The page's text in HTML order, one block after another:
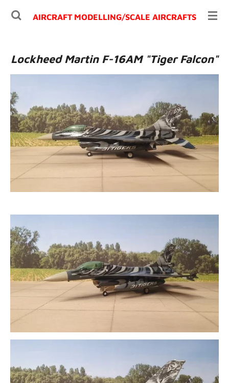
Ga
AIRCRAFT MODELLING/SCALE AIRCRAFTS
Lockheed Martin F-16AM "Tiger Falcon"